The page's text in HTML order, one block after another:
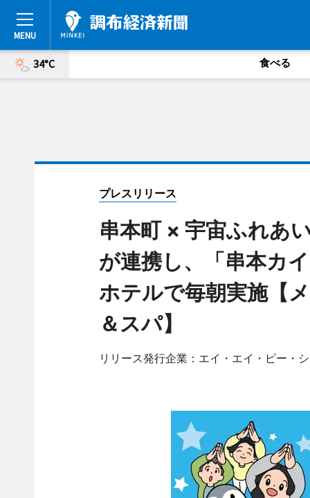
34°C 食べる
プレスリリース
串本町 × 宇宙ふれあ
が連携し、「串本カ
ホテルで毎朝実施【
＆スパ】
リリース発行企業：エイ・エイ・ピー・